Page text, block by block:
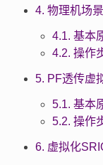
4. 物理机场景
4.1. 基本
4.2. 操作
5. PF透传虚
5.1. 基本
5.2. 操作
6. 虚拟化